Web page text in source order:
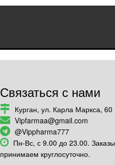
Связаться с нами
Курган, ул. Карла Маркса, 60
Vipfarmaa@gmail.com
@Vippharma777
Пн-Вс, с 9.00 до 23.00. Заказы
принимаем круглосуточно.